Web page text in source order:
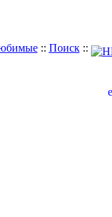
:: Поиск::